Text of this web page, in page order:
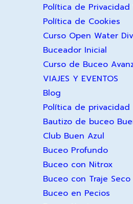
Política de Privacidad
Política de Cookies
Curso Open Water
Buceador Inicial
Curso de Buceo
VIAJES Y EVENTOS
Blog
Política de privacidad
Bautizo de buceo
Club Buen Azul
Buceo Profundo
Buceo con Nitrox
Buceo con Traje Seco
Buceo en Pecios